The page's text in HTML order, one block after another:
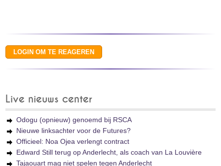
Live nieuws center
Odogu (opnieuw) genoemd bij RSCA
Nieuwe linksachter voor de Futures?
Officieel: Noa Ojea verlengt contract
Edward Still terug op Anderlecht, als coach van La Louvière
Tajaouart mag niet spelen tegen Anderlecht